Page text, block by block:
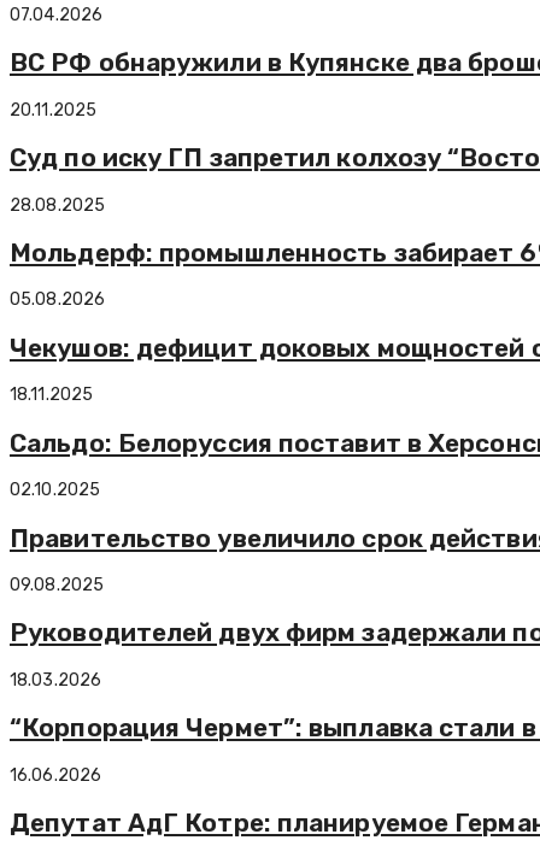
07.04.2026
ВС РФ обнаружили в Купянске два
20.11.2025
Суд по иску ГП запретил колхозу
28.08.2025
Мольдерф: промышленность забирает
05.08.2026
Чекушов: дефицит доковых мощностей
18.11.2025
Сальдо: Белоруссия поставит в
02.10.2025
Правительство увеличило срок
09.08.2025
Руководителей двух фирм задержали
18.03.2026
“Корпорация Чермет”: выплавка стали
16.06.2026
Депутат АдГ Котре: планируемое